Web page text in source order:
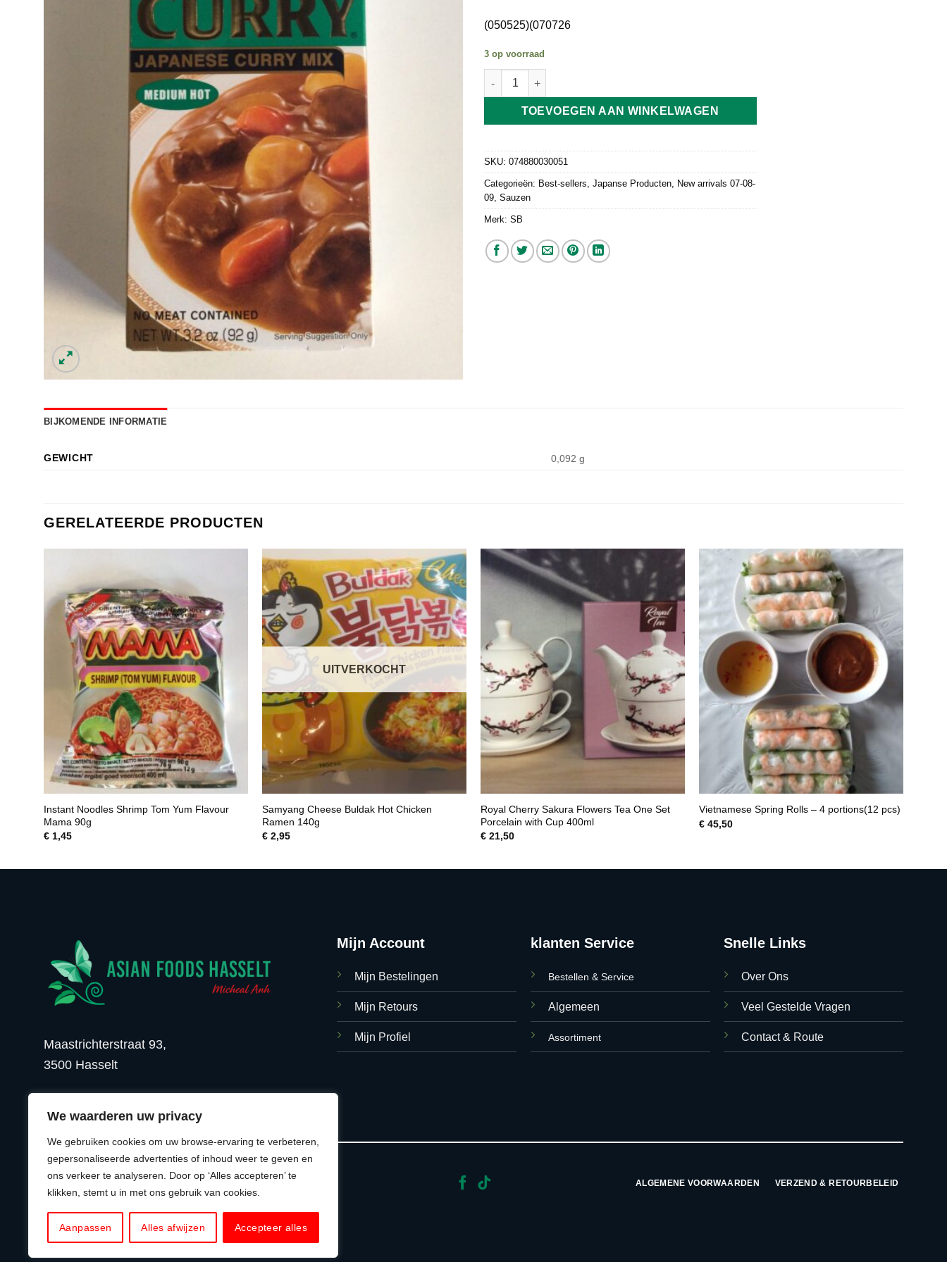
We waarderen uw privacy
We gebruiken cookies om uw browse-ervaring te verbeteren,
gepersonaliseerde advertenties of inhoud weer te geven en
ons verkeer te analyseren. Door op ‘Alles accepteren’ te
klikken, stemt u in met ons gebruik van cookies.
Aanpassen Alles afwijzen Accepteer alles
(050525)(070726
3 op voorraad
Japanese Golden Curry Mix Medium Hot S and B 92g aantal
TOEVOEGEN AAN WINKELWAGEN
SKU: 074880030051
Categorieën: Best-sellers Japanse Producten
New arrivals 07-08-
09 Sauzen
Merk: SB
BIJKOMENDE INFORMATIE
GEWICHT 0,092 g
GERELATEERDE PRODUCTEN
Instant Noodles Shrimp Tom Yum Flavour
Mama 90g
€1,45
UITVERKOCHT
Samyang Cheese Buldak Hot Chicken
Ramen 140g
€2,95
Royal Cherry Sakura Flowers Tea One Set
Porcelain with Cup 400ml
€21,50
Vietnamese Spring Rolls – 4 portions(12 pcs)
€45,50
Maastrichterstraat 93,
3500 Hasselt
Mijn Account
Mijn Bestelingen
Mijn Retours
Mijn Profiel
klanten Service
Bestellen & Service
Algemeen
Assortiment
Snelle Links
Over Ons
Veel Gestelde Vragen
Contact & Route
© 2026 Asian Foods Hasselt ALGEMENE VOORWAARDEN VERZEND & RETOURBELEID